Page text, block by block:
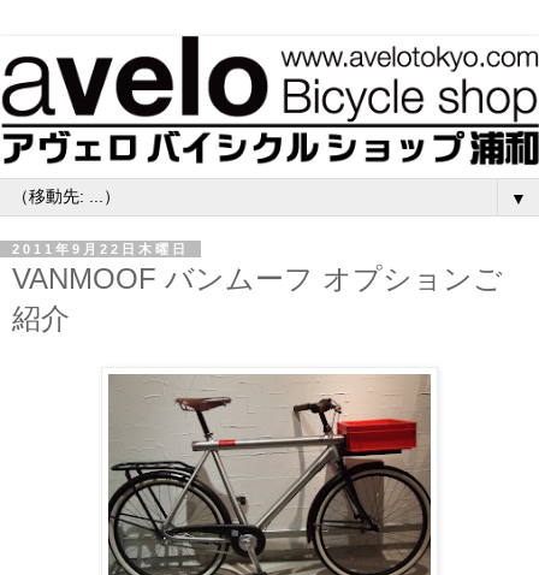
▼
2011年9月22日木曜日
VANMOOF バンムーフ オプションご
紹介